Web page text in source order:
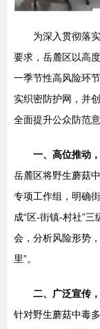
为深入贯彻落
要求，岳麓区以高
一季节性高风险环
实织密防护网，并
全面提升公众防范
一、高位推动
岳麓区将野生蘑菇
专项工作组，明确
成“区-街镇-村社”
会，分析风险形势
里”。
二、广泛宣传
针对野生蘑菇中毒